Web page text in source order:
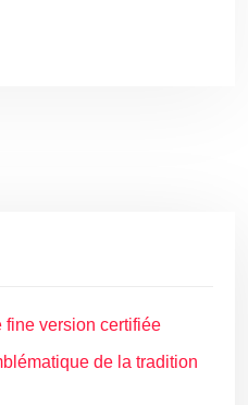
fine version certifiée
de la tradition